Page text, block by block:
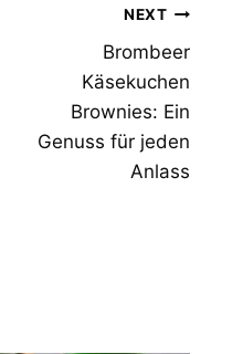
NEXT
Brombeer
Käsekuchen
Brownies: Ein
Genuss für jeden
Anlass